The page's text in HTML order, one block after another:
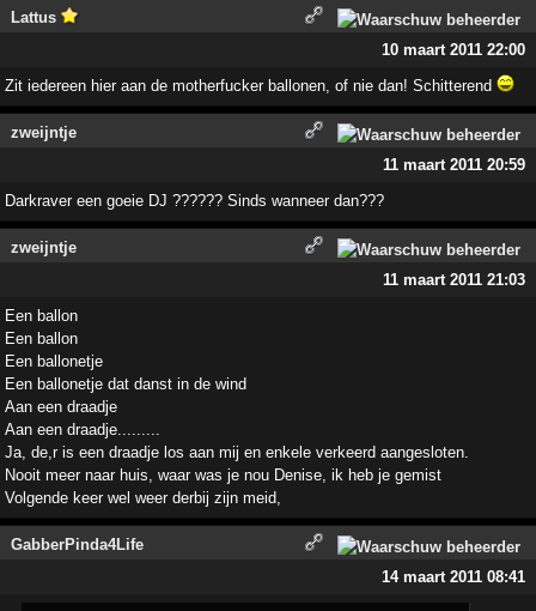
Lattus
10 maart 2011 22:00
Zit iedereen hier aan de motherfucker ballonen, of nie dan! Schitterend
zweijntje
11 maart 2011 20:59
Darkraver een goeie DJ ?????? Sinds wanneer dan???
zweijntje
11 maart 2011 21:03
Een ballon
Een ballon
Een ballonetje
Een ballonetje dat danst in de wind
Aan een draadje
Aan een draadje.........
Ja, de,r is een draadje los aan mij en enkele verkeerd aangesloten.
Nooit meer naar huis, waar was je nou Denise, ik heb je gemist
Volgende keer wel weer derbij zijn meid,
GabberPinda4Life
14 maart 2011 08:41